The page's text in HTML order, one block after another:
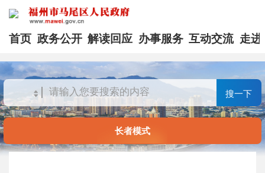
首页 政务公开 解读回应 办事服务 互动交流 走进
搜一下
长者模式